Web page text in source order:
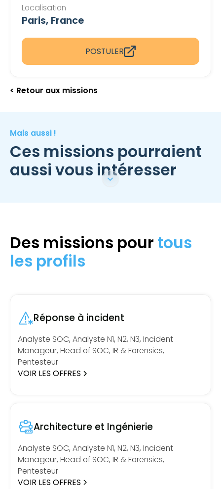
Localisation
Paris, France
POSTULER
< Retour aux missions
Mais aussi !
Ces missions pourraient
aussi vous intéresser
Des missions pour tous
les profils
Réponse à incident
Analyste SOC, Analyste N1, N2, N3, Incident
Manageur, Head of SOC, IR & Forensics,
Pentesteur
VOIR LES OFFRES
Architecture et Ingénierie
Analyste SOC, Analyste N1, N2, N3, Incident
Manageur, Head of SOC, IR & Forensics,
Pentesteur
VOIR LES OFFRES